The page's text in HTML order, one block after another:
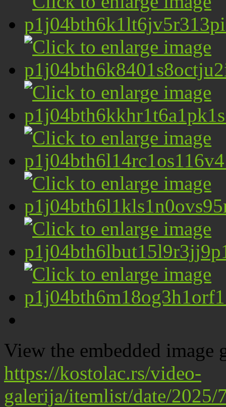
View the embedded image
https://kostolac.rs/video-
galerija/itemlist/date/2025/